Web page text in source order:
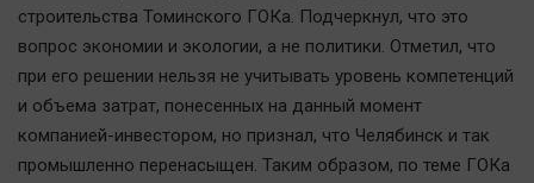
Блогеркуль
Быстрый медиазавод
Вирус чтения
Вкусное
Гороскоп
строительства Томинского ГОКа. Подчеркнул, что это
вопрос экономии и экологии, а не политики. Отметил, что
при его решении нельзя не учитывать уровень компетенций
и объема затрат, понесенных на данный момент
компанией-инвестором, но признал, что Челябинск и так
промышленно перенасыщен. Таким образом, по теме ГОКа